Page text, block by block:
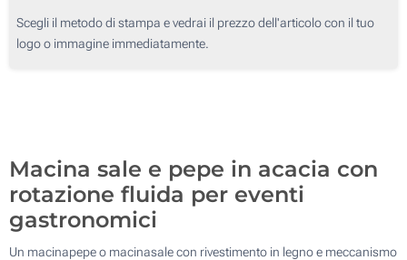
Incisione Laser (Su un lato)
25
50
Scegli il metodo di stampa e vedrai il prezzo dell'articolo con il tuo
logo o immagine immediatamente.
Macina sale e pepe in acacia con
rotazione fluida per eventi
gastronomici
Un macinapepe o macinasale con rivestimento in legno e meccanismo